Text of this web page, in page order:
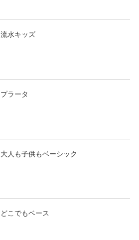
流水キッズ
プラータ
大人も子供もベーシック
どこでもベース